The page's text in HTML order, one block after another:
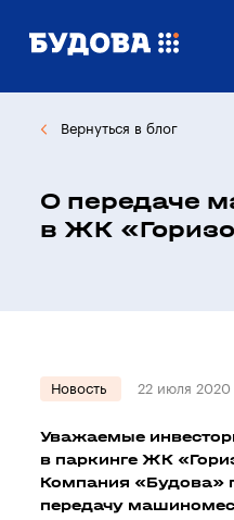
Вернуться в блог
О передаче
в ЖК
Новость 22 июля 2020
Уважаемые
в паркинге ЖК
Компания «Будова»
передачу